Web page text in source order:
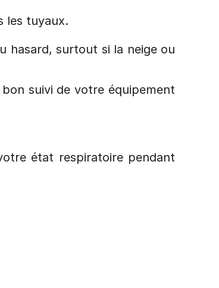
les tuyaux.
hasard, surtout si la neige ou
suivi de votre équipement
état respiratoire pendant